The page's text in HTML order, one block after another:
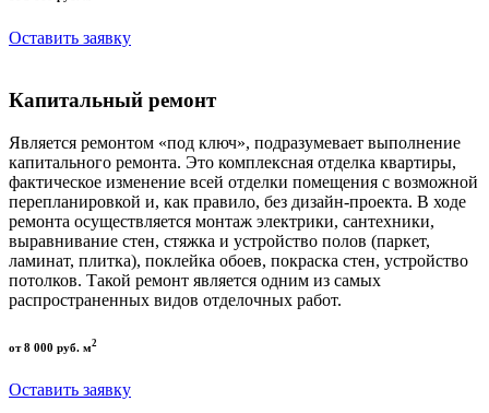
Оставить заявку
Капитальный ремонт
Является ремонтом «под ключ», подразумевает выполнение
капитального ремонта. Это комплексная отделка квартиры,
фактическое изменение всей отделки помещения с возможной
перепланировкой и, как правило, без дизайн-проекта. В ходе
ремонта осуществляется монтаж электрики, сантехники,
выравнивание стен, стяжка и устройство полов (паркет,
ламинат, плитка), поклейка обоев, покраска стен, устройство
потолков. Такой ремонт является одним из самых
распространенных видов отделочных работ.
от 8 000 руб. м2
Оставить заявку